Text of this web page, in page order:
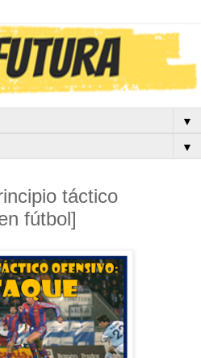
▼
▼
táctico
fútbol]